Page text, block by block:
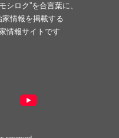
シロク”を合言葉に、
情報を掲載する
情報サイトです